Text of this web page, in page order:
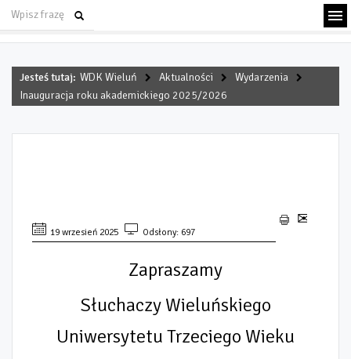
Jesteś tutaj: WDK Wieluń Aktualności
Wydarzenia
Inauguracja roku akademickiego 2025/2026
19 wrzesień 2025 Odsłony: 697
Zapraszamy
Słuchaczy Wieluńskiego
Uniwersytetu Trzeciego Wieku